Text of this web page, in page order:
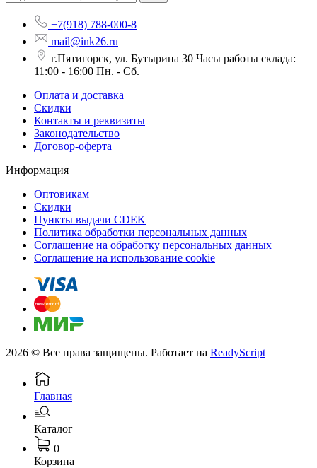
+7(918) 788-000-8
mail@ink26.ru
г.Пятигорск, ул. Бутырина 30 Часы работы склада:
11:00 - 16:00 Пн. - Сб.
Оплата и доставка
Скидки
Контакты и реквизиты
Законодательство
Договор-оферта
Информация
Оптовикам
Скидки
Пункты выдачи CDEK
Политика обработки персональных данных
Соглашение на обработку персональных данных
Соглашение на использование cookie
2026 © Все права защищены. Работает на ReadyScript
Главная
Каталог
0
Корзина